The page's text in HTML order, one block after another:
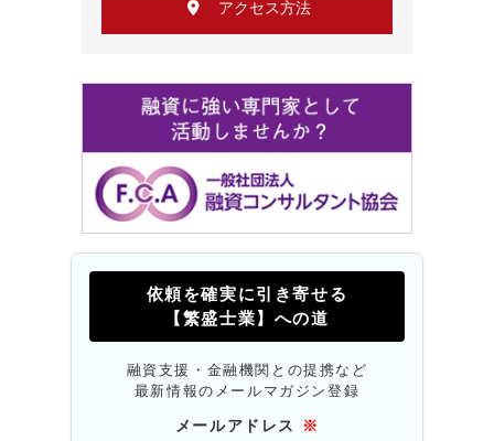
アクセス方法
依頼を確実に引き寄せる
【繁盛士業】への道
融資支援・金融機関との提携など
最新情報のメールマガジン登録
メールアドレス ※